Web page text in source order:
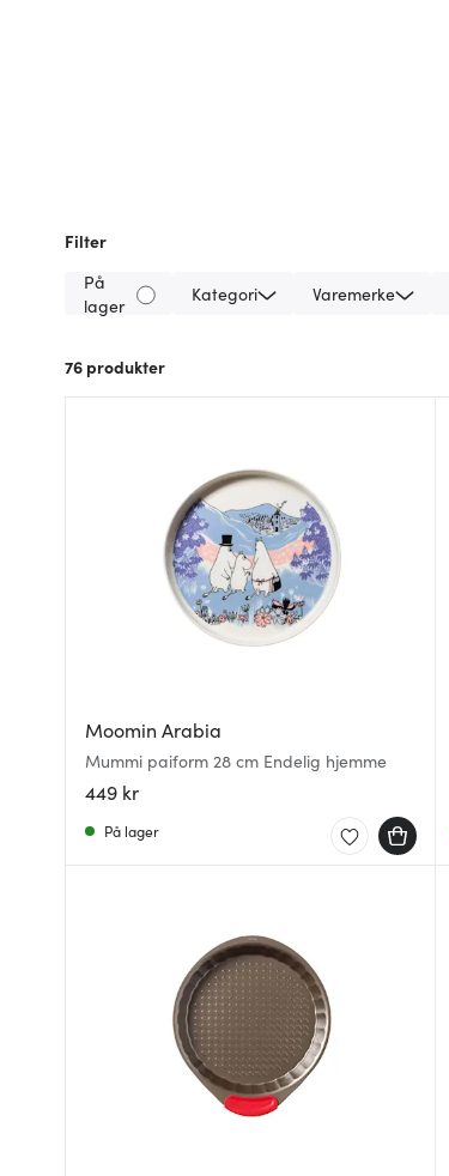
Filter
På
lager
Kategori Varemerke
76 produkter
Moomin Arabia
Mummi paiform 28 cm Endelig hjemme
449 kr
På lager